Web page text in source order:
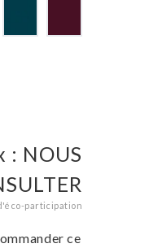
: NOUS
participation
ce